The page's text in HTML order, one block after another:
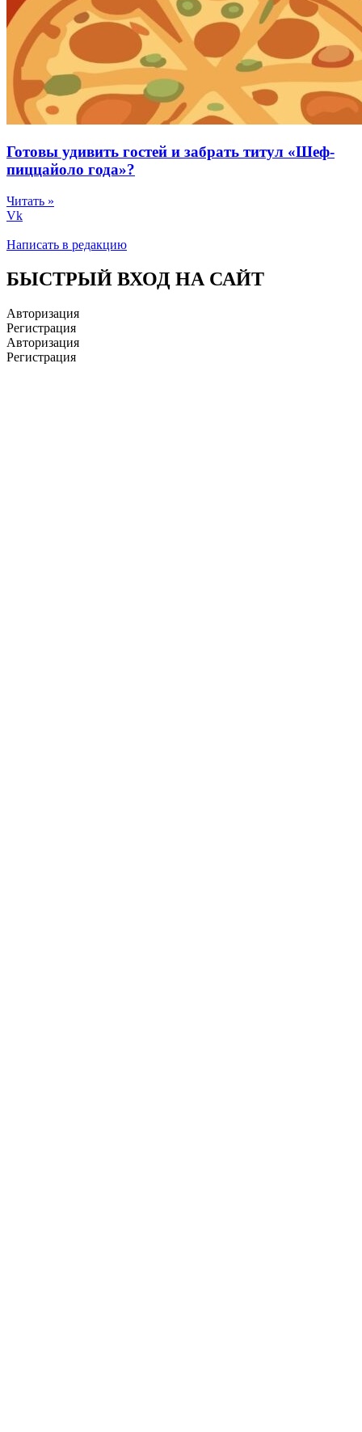
Готовы удивить гостей и забрать титул «Шеф-
пиццайоло года»?
Читать »
Vk
Написать в редакцию
БЫСТРЫЙ ВХОД НА САЙТ
Авторизация
Регистрация
Авторизация
Регистрация